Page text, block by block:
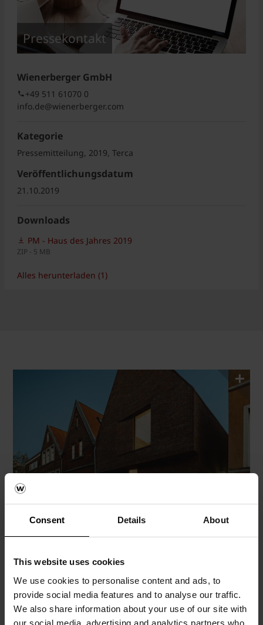
Consent Details About
This website uses cookies
We use cookies to personalise content and ads, to
provide social media features and to analyse our traffic.
We also share information about your use of our site with
our social media, advertising and analytics partners who
Pressekontakt
Wienerberger GmbH
+49 511 61070 0
info.de@wienerberger.com
Kategorie
Pressemitteilung, 2019, Terca
Veröffentlichungsdatum
21.10.2019
Downloads
PM - Haus des Jahres 2019
ZIP - 5 MB
Alles herunterladen (1)